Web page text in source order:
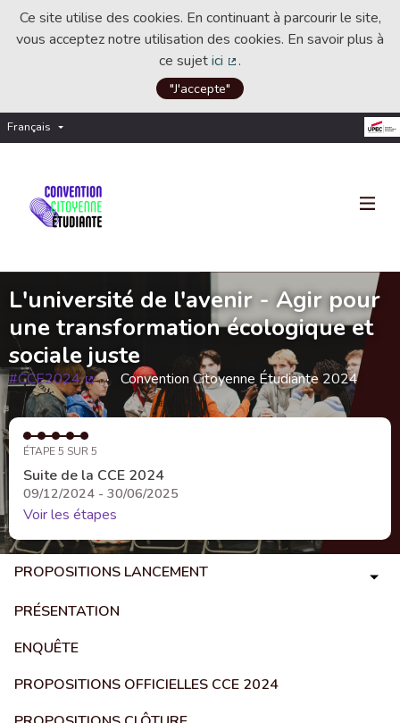
Ce site utilise des cookies. En continuant à parcourir le site,
vous acceptez notre utilisation des cookies. En savoir plus à
ce sujetici
(Lien externe)
.
"J'accepte"
Français Choisir la langue
L'université de l'avenir - Agir pour
une transformation écologique et
sociale juste
#CCE2024
(Lien externe)
Convention Citoyenne Étudiante 2024
ÉTAPE 5 SUR 5
Suite de la CCE 2024
09/12/2024 - 30/06/2025
Voir les étapes
PROPOSITIONS LANCEMENT
PRÉSENTATION
ENQUÊTE
PROPOSITIONS OFFICIELLES CCE 2024